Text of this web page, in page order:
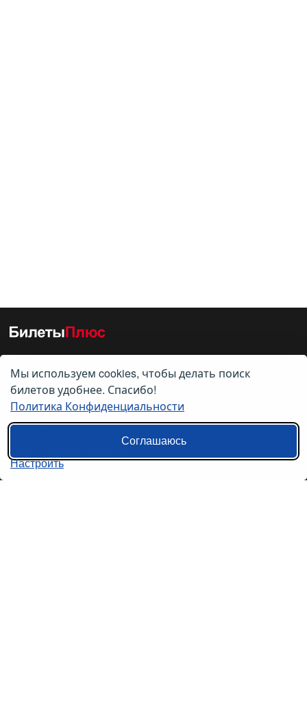
О нас
О компании
Контакты
Пользовательское соглашение
Мы используем cookies, чтобы делать поиск
билетов удобнее. Спасибо!
Политика Конфиденциальности
Соглашаюсь
Настроить